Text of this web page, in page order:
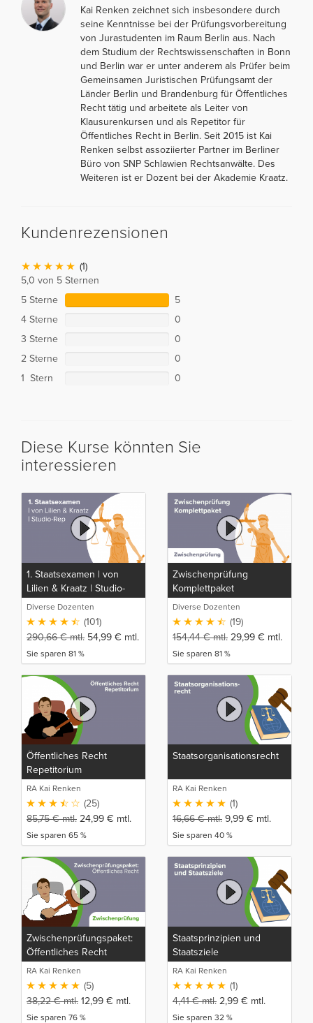
Kai Renken zeichnet sich insbesondere durch
seine Kenntnisse bei der Prüfungsvorbereitung
von Jurastudenten im Raum Berlin aus. Nach
dem Studium der Rechtswissenschaften in Bonn
und Berlin war er unter anderem als Prüfer beim
Gemeinsamen Juristischen Prüfungsamt der
Länder Berlin und Brandenburg für Öffentliches
Recht tätig und arbeitete als Leiter von
Klausurenkursen und als Repetitor für
Öffentliches Recht in Berlin. Seit 2015 ist Kai
Renken selbst assoziierter Partner im Berliner
Büro von SNP Schlawien Rechtsanwälte. Des
Weiteren ist er Dozent bei der Akademie Kraatz.
Kundenrezensionen
(1)
5,0 von 5 Sternen
5 Sterne
5
4 Sterne
0
3 Sterne
0
2 Sterne
0
1 Stern
0
Diese Kurse könnten Sie
interessieren
1. Staatsexamen | von
Lilien & Kraatz | Studio-
Rep
Diverse Dozenten
(101)
290,66€mtl. 54,99 € mtl.
Sie sparen 81 %
Zwischenprüfung
Komplettpaket
Diverse Dozenten
(19)
154,44€mtl. 29,99 € mtl.
Sie sparen 81 %
Öffentliches Recht
Repetitorium
RA Kai Renken
(25)
85,75€mtl. 24,99 € mtl.
Sie sparen 65 %
Staatsorganisationsrecht
RA Kai Renken
(1)
16,66€mtl. 9,99 € mtl.
Sie sparen 40 %
Zwischenprüfungspaket:
Öffentliches Recht
RA Kai Renken
(5)
38,22€mtl. 12,99 € mtl.
Sie sparen 76 %
Staatsprinzipien und
Staatsziele
RA Kai Renken
(1)
4,41€mtl. 2,99 € mtl.
Sie sparen 32 %